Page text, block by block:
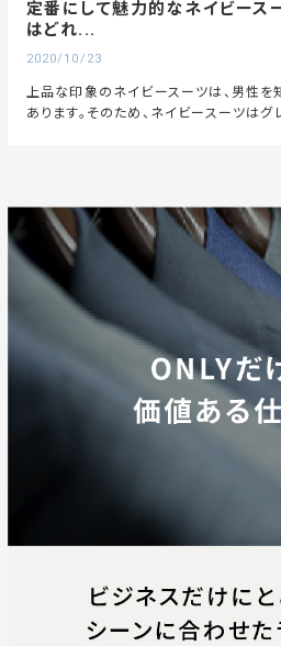
定番にして魅力的なネイビース
はどれ...
2020/10/23
上品な印象のネイビースーツは、男性を
あります。そのため、ネイビースーツはグ